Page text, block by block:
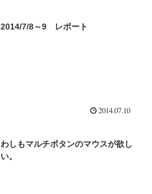
2014/7/8～9 レポート
2014.07.10
わしもマルチボタンのマウスが欲し
い。